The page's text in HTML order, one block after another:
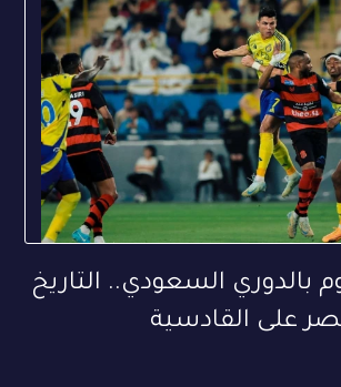
بالدوري السعودي.. التاريخ
على القادسية